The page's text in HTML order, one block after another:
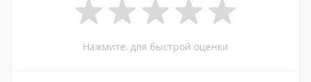
Нажмите, для быстрой оценки